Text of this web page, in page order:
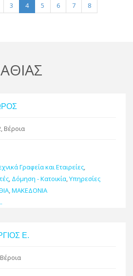
3 4 5 6 7
8
Βέροια
Γραφεία και Εταιρείες,
, Δόμηση - Κατοικία,Υπηρεσίες
,ΜΑΚΕΔΟΝΙΑ
Ε.